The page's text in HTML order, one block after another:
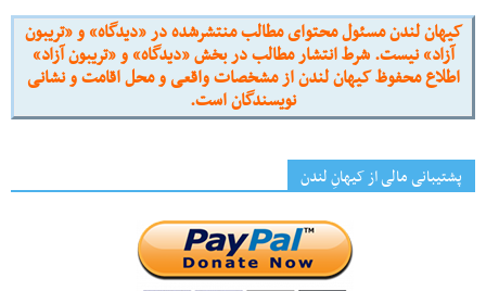
کیهان لندن مسئول محتوای مطالب منتشرشده در «دیدگاه» و «تریبون
آزاد» نیست. شرط انتشار مطالب در بخش «دیدگاه» و «تریبون آزاد»
اطلاع محفوظ کیهان لندن از مشخصات واقعی و محل اقامت و نشانی
نویسندگان است.
پشتیبانی مالی از کیهانِ لندن